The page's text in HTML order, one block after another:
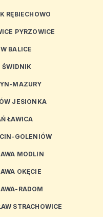
RĘBIECHOWO
PYRZOWICE
BALICE
ŚWIDNIK
MAZURY
JESIONKA
ŁAWICA
GOLENIÓW
MODLIN
OKĘCIE
RADOM
STRACHOWICE